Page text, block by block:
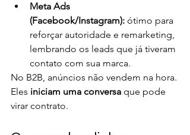
Meta Ads
(Facebook/Instagram): ótimo para
reforçar autoridade e remarketing,
lembrando os leads que já tiveram
contato com sua marca.
No B2B, anúncios não vendem na hora.
Eles iniciam uma conversa que pode
virar contrato.